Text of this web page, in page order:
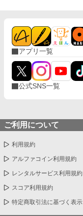
アプリ一覧
公式SNS一覧
ご利用について
利用規約
アルファコイン利用規約
レンタルサービス利用規約
スコア利用規約
特定商取引法に基づく表示